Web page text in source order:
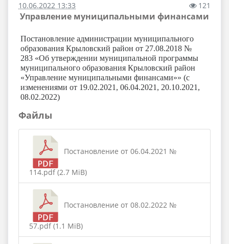
10.06.2022 13:33 121
Управление муниципальными финансами
Постановление администрации муниципального
образования Крыловский район от 27.08.2018 №
283 «Об утверждении муниципальной программы
муниципального образования Крыловский район
«Управление муниципальными финансами»» (с
изменениями от 19.02.2021, 06.04.2021, 20.10.2021,
08.02.2022)
Файлы
Постановление от 06.04.2021 №
114.pdf (2.7 MiB)
Постановление от 08.02.2022 №
57.pdf (1.1 MiB)